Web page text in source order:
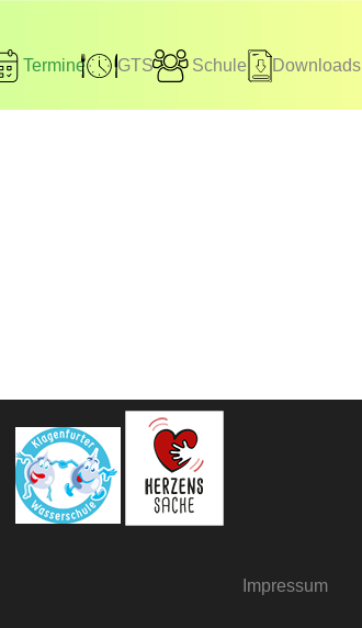
Termine GTS Schule Downloads
Impressum